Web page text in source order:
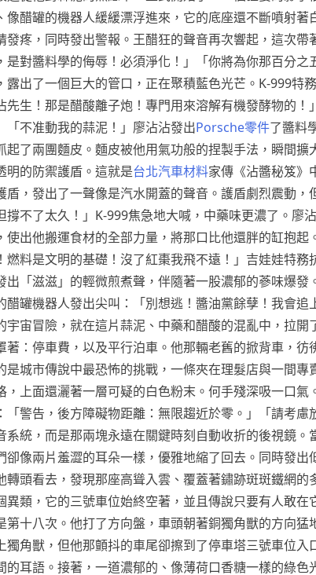
醋罐的機器人緩緩漂浮進來，它的底座還不斷噴射
發疼，同時發出警報。王醋狂的聲音再次響起，這次
是對醬料學的侮辱！必須淨化！」「你將為你那百分
出了一個巨大的管口，正在聚積藍色光芒。K-999特
先生！那是醋酸離子炮！專門用來溶解有機發酵物的
不准動我的蒜泥！」廖沾沾發出Porsche零件了醬料
起了兩團麵皮。麵皮被他用氣功般的捏製手法，瞬間
明的防禦護盾。這就是台北汽車材料家傳《沾醬秘笈》
，發出了一聲像是汽水開蓋的聲音。護盾劇烈震動
不了太久！」K-999焦急地大喊，中藥味更濃了。廖
使出他搬運食材的全部力量，將那口比他還胖的缸抱
料是文明的基礎！沒了紅棗我飛不遠！」吉娃娃特
出「滋滋」的輕微煎煮聲，伴隨著一股濃郁的蔘味爆
罐機器人發出尖叫：「別想逃！醬油黨餘孽！我會
宙冒險，就在這片蒜泥、中藥和醋酸的混亂中，拉
：停車費，以及平行泊車。他那輛老舊的掀背車，
城市傳說中最恐怖的挑戰，一條夾在理髮店與一間
上面還灑著一層可疑的白色粉末。何手殘深吸一口氣
警告，後方障礙物距離：無限趨近於零。」「請考慮
統，而是那兩塊永遠在關鍵時刻自動收折的後視鏡
像兩片羞澀的耳朵一樣，優雅地縮了回去。同時發出
頭看去，發現那座高聳入雲、覆蓋著鏽跡斑斑鐵網
異類，它的三號車位始終空著，並且傳說只要有人敢
十八次。他打了方向盤，車頭朝著銅獨角獸的方向猛
角獸，但他那顫抖的車尾卻擦到了停車塔三號車位
耳語。接著，一道濃郁的、像薄荷口香糖一樣的綠